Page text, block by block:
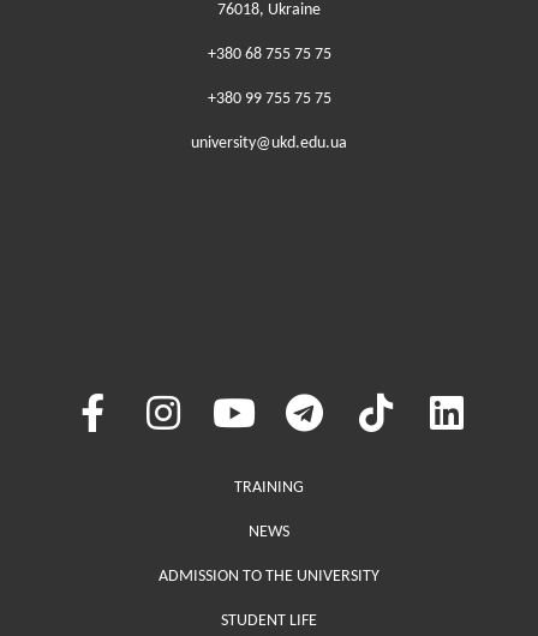
76018, Ukraine
+380 68 755 75 75
+380 99 755 75 75
university@ukd.edu.ua
Меню у хедері
TRAINING
NEWS
ADMISSION TO THE UNIVERSITY
STUDENT LIFE